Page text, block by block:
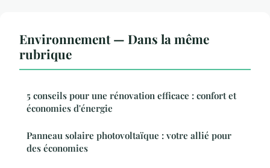
Environnement — Dans la même
rubrique
5 conseils pour une rénovation efficace : confort et
économies d'énergie
Panneau solaire photovoltaïque : votre allié pour
des économies